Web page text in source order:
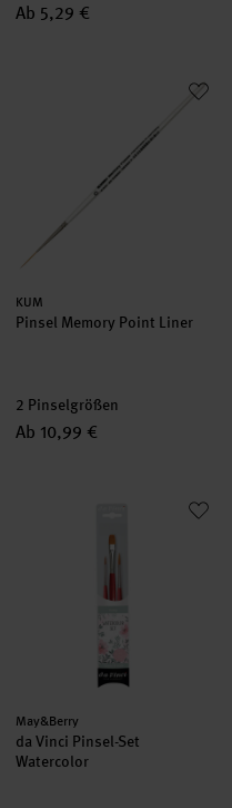
Ab 5,29 €
Pinsel Memory Point Liner
Hersteller:
KUM
Pinsel Memory Point Liner
2 Pinselgrößen
Ab 10,99 €
da Vinci Pinsel-Set Watercolor
Hersteller:
May&Berry
da Vinci Pinsel-Set
Watercolor